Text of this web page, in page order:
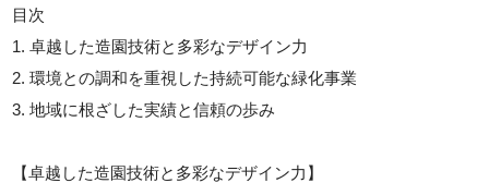
目次
1. 卓越した造園技術と多彩なデザイン力
2. 環境との調和を重視した持続可能な緑化事業
3. 地域に根ざした実績と信頼の歩み
【卓越した造園技術と多彩なデザイン力】